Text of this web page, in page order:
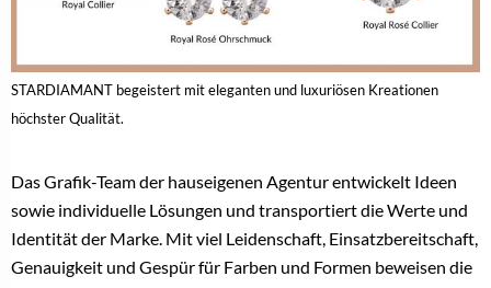
STARDIAMANT begeistert mit eleganten und luxuriösen Kreationen
höchster Qualität.
Das Grafik-Team der hauseigenen Agentur entwickelt Ideen
sowie individuelle Lösungen und transportiert die Werte und
Identität der Marke. Mit viel Leidenschaft, Einsatzbereitschaft,
Genauigkeit und Gespür für Farben und Formen beweisen die